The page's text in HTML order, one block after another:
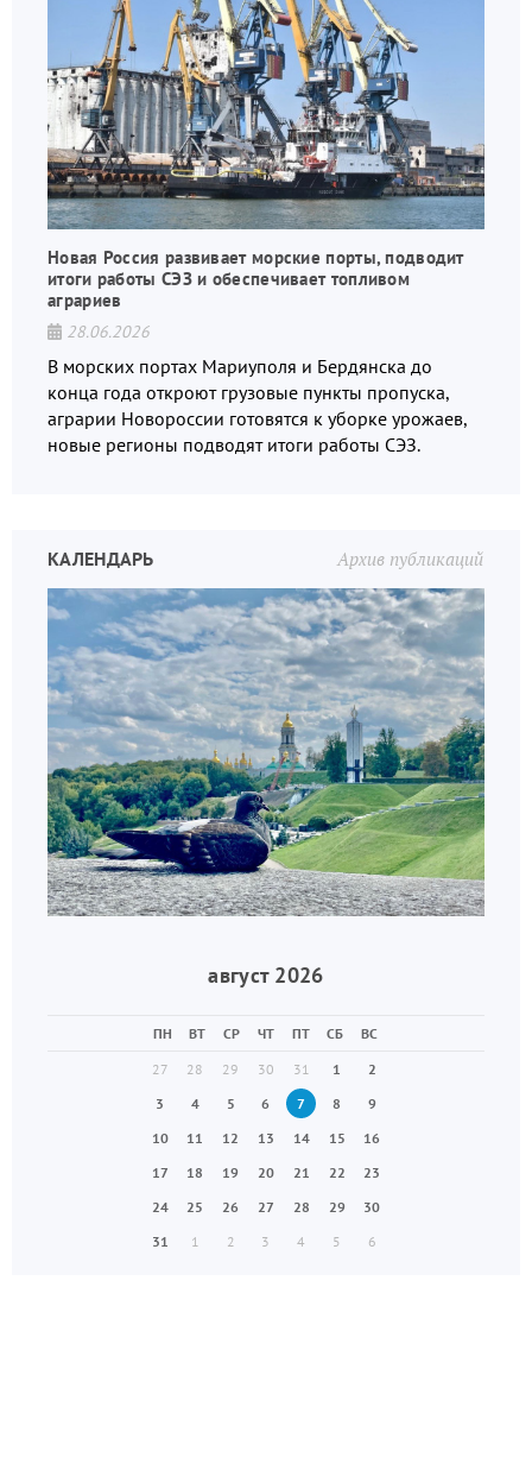
Новая Россия развивает морские порты, подводит
итоги работы СЭЗ и обеспечивает топливом
аграриев
28.06.2026
В морских портах Мариуполя и Бердянска до
конца года откроют грузовые пункты пропуска,
аграрии Новороссии готовятся к уборке урожаев,
новые регионы подводят итоги работы СЭЗ.
Архив публикаций
КАЛЕНДАРЬ
август 2026
ПН ВТ СР ЧТ ПТ СБ
ВС
27
28 29 30 31 1
2
3
4 5 6 7 8
9
10
11 12 13 14 15
16
17
18 19 20 21 22
23
24
25 26 27 28 29
30
31
1 2 3 4 5 6